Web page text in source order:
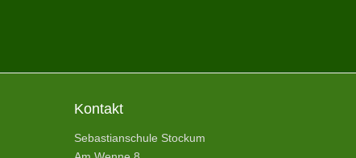
Kontakt
Sebastianschule Stockum